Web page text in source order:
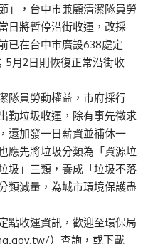
」，台中市兼顧清潔隊員勞
日將暫停沿街收運，改採
已在台中市廣設638處定
5月2日則恢復正常沿街收
隊員勞動權益，市府採行
勤垃圾收運，除有事先徵求
還加發一日薪資並補休一
應先將垃圾分類為「資源垃
圾」三類，養成「垃圾不落
類減量，為城市環境保護盡
點收運資訊，歡迎至環保局
）查詢，或下載